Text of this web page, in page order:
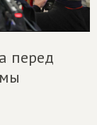
перед